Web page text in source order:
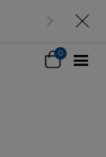
0